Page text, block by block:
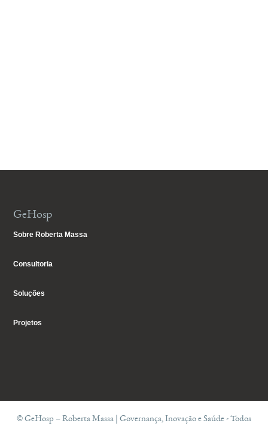
GeHosp
Sobre Roberta Massa
Consultoria
Soluções
Projetos
© GeHosp – Roberta Massa | Governança, Inovação e Saúde - Todos